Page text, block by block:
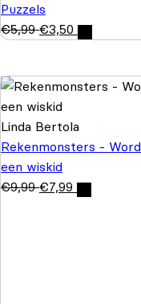
Puzzels
€5,99 €3,50
Linda Bertola
Rekenmonsters - Word
een wiskid
€9,99 €7,99